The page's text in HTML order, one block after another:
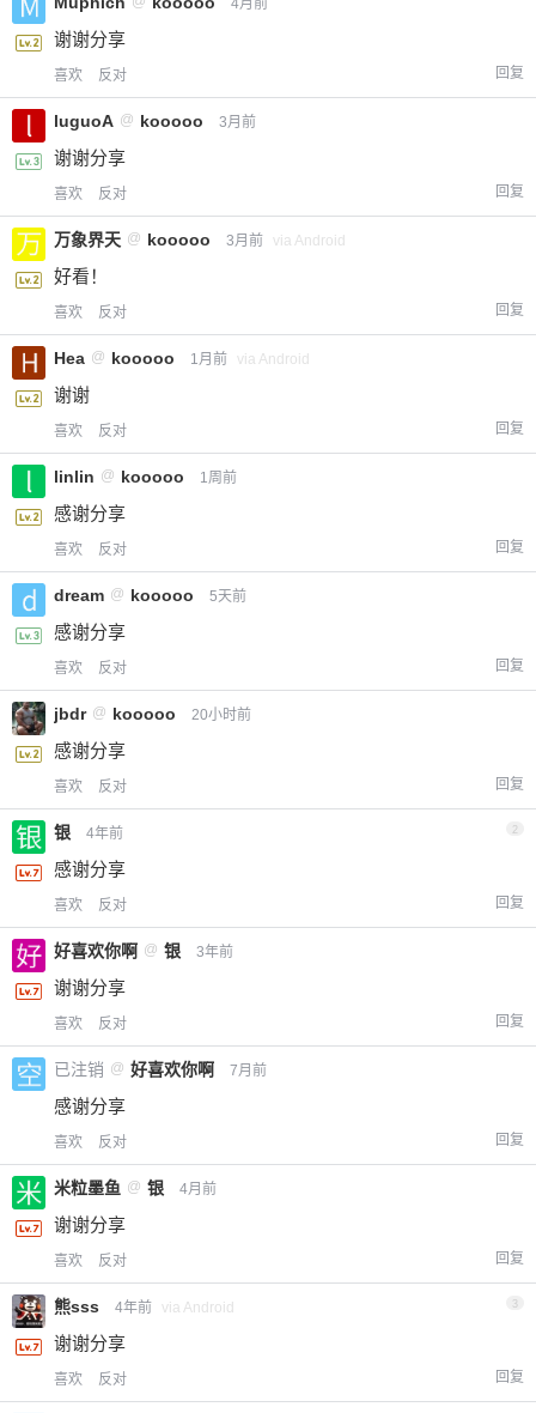
4月前
谢谢分享
喜欢 反对 回复
luguoA @ kooooo 3月前
谢谢分享
喜欢 反对 回复
万象界天 @ kooooo 3月前 via Android
好看！
喜欢 反对 回复
Hea @ kooooo 1月前 via Android
谢谢
喜欢 反对 回复
linlin @ kooooo 1周前
感谢分享
喜欢 反对 回复
dream @ kooooo 5天前
感谢分享
喜欢 反对 回复
jbdr @ kooooo 20小时前
感谢分享
喜欢 反对 回复
银 4年前 2
感谢分享
喜欢 反对 回复
好喜欢你啊 @ 银 3年前
谢谢分享
喜欢 反对 回复
已注销 @ 好喜欢你啊 7月前
感谢分享
喜欢 反对 回复
米粒墨鱼 @ 银 4月前
谢谢分享
喜欢 反对 回复
熊sss 4年前 via Android 3
谢谢分享
喜欢 反对 回复